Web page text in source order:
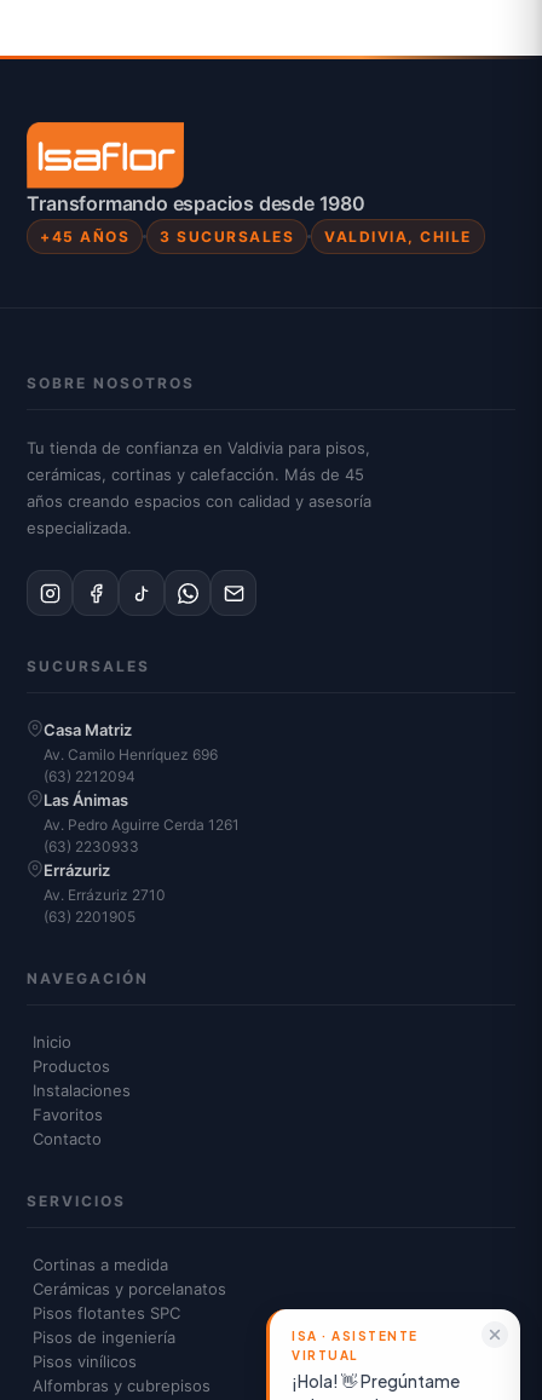
¡Hola! 👋 Pregúntame
Transformando espacios desde 1980
+45 AÑOS 3 SUCURSALES VALDIVIA, CHILE
SOBRE NOSOTROS
Tu tienda de confianza en Valdivia para pisos,
cerámicas, cortinas y calefacción. Más de 45
años creando espacios con calidad y asesoría
especializada.
SUCURSALES
Casa Matriz
Av. Camilo Henríquez 696
(63) 2212094
Las Ánimas
Av. Pedro Aguirre Cerda 1261
(63) 2230933
Errázuriz
Av. Errázuriz 2710
(63) 2201905
NAVEGACIÓN
Inicio
Productos
Instalaciones
Favoritos
Contacto
SERVICIOS
Cortinas a medida
Cerámicas y porcelanatos
Pisos flotantes SPC
Pisos de ingeniería
Pisos vinílicos
Alfombras y cubrepisos